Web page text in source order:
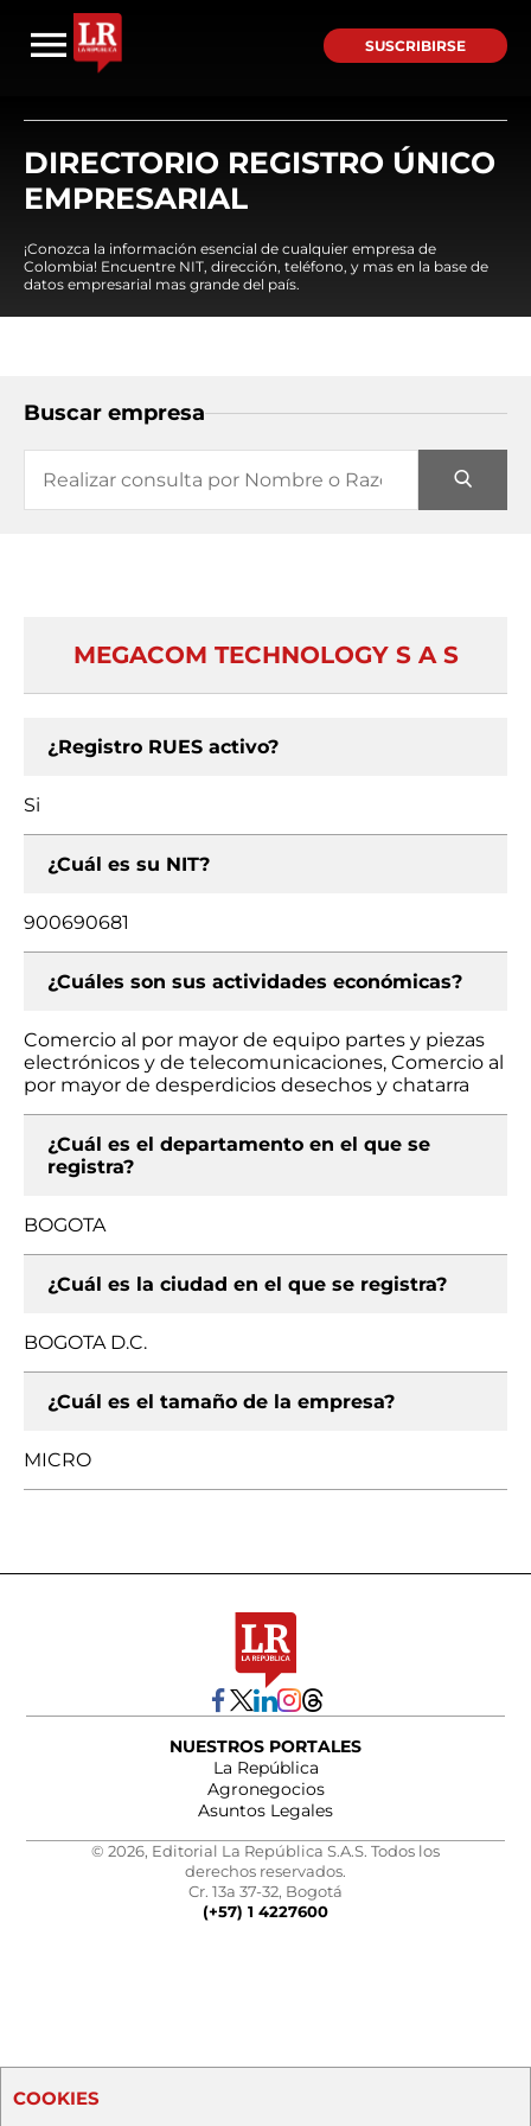
SUSCRIBIRSE
DIRECTORIO REGISTRO ÚNICO
EMPRESARIAL
¡Conozca la información esencial de cualquier empresa de
Colombia! Encuentre NIT, dirección, teléfono, y mas en la base de
datos empresarial mas grande del país.
Buscar empresa
MEGACOM TECHNOLOGY S A S
¿Registro RUES activo?
Si
¿Cuál es su NIT?
900690681
¿Cuáles son sus actividades económicas?
Comercio al por mayor de equipo partes y piezas
electrónicos y de telecomunicaciones, Comercio al
por mayor de desperdicios desechos y chatarra
¿Cuál es el departamento en el que se
registra?
BOGOTA
¿Cuál es la ciudad en el que se registra?
BOGOTA D.C.
¿Cuál es el tamaño de la empresa?
MICRO
NUESTROS PORTALES
La República
Agronegocios
Asuntos Legales
© 2026, Editorial La República S.A.S. Todos los
derechos reservados.
Cr. 13a 37-32, Bogotá
(+57) 1 4227600
COOKIES